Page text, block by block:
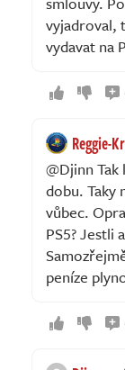
vyjadroval,
vydavat na
Reggie-
@Djinn
dobu. Taky
vůbec.
PS5? Jestli
peníze